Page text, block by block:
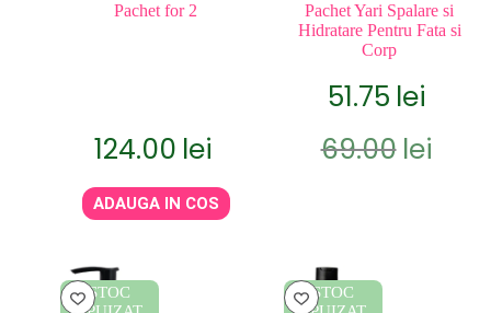
Pachet for 2
124.00 lei
ADAUGA IN COS
Pachet Yari Spalare si
Hidratare Pentru Fata si
Corp
69.00 lei
inițial
51.75 lei
curent
STOC
STOC